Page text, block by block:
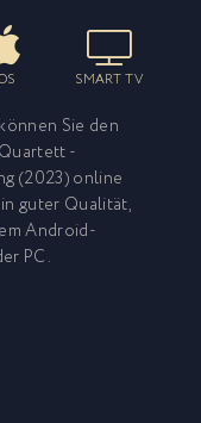
SMART TV
Sie den
-
(2023) online
guter Qualität,
Android-
PC.